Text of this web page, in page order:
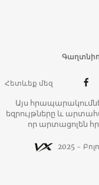
Հետևեք մեզ
Այս
եզրույթները և
որ արտացոլեն
2025 -